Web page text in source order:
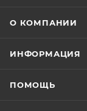
О КОМПАНИИ
ИНФОРМАЦИЯ
ПОМОЩЬ